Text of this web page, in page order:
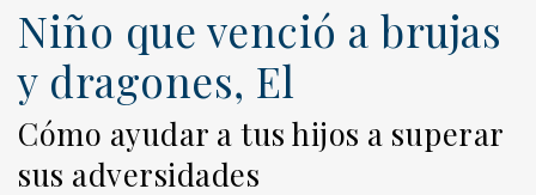
Niño que venció a brujas
y dragones, El
Cómo ayudar a tus hijos a superar
sus adversidades